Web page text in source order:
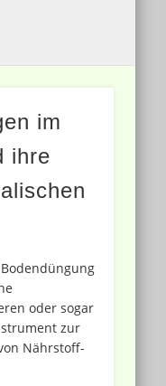
im
ihre
oder sogar
zur
Nährstoff-